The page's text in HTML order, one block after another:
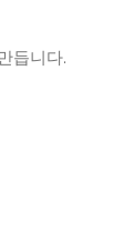
듭니다.